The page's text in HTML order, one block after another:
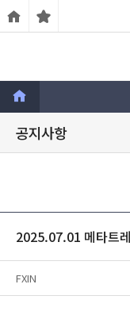
공지사항
2025.07.01 메타트
FXIN